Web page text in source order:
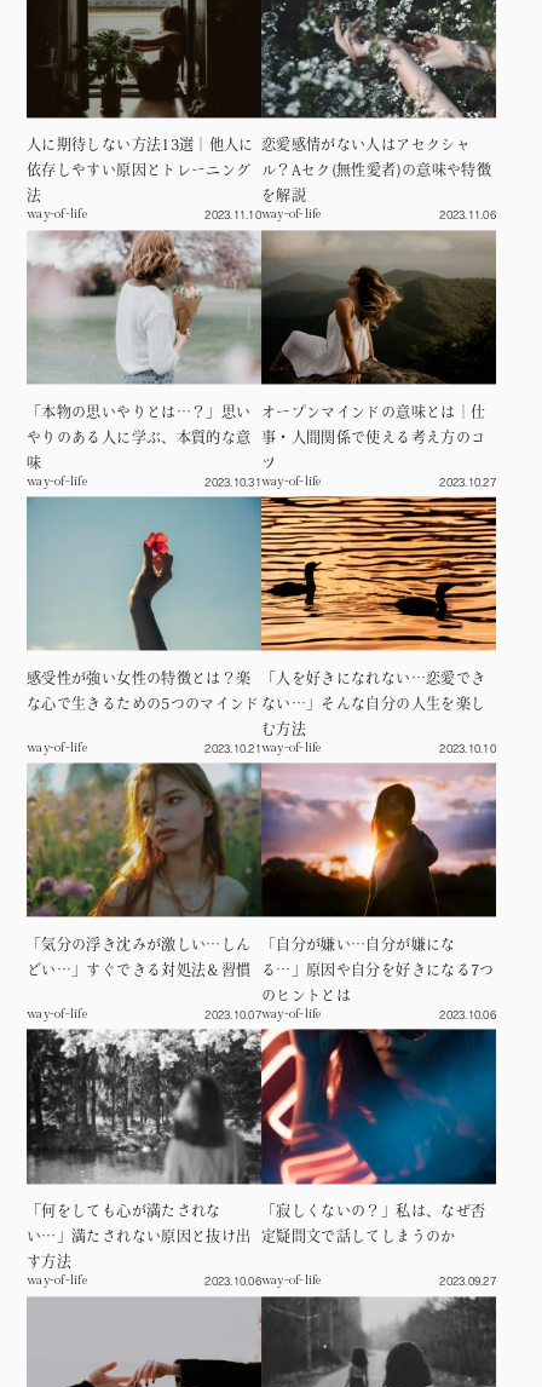
人に期待しない方法13選｜他人に
依存しやすい原因とトレーニング
法
恋愛感情がない人はアセクシャ
ル？Aセク(無性愛者)の意味や特徴
を解説
way-of-life
2023.11.10
「本物の思いやりとは…？」思い
やりのある人に学ぶ、本質的な意
味
way-of-life 2023.11.06
オープンマインドの意味とは｜仕
事・人間関係で使える考え方のコ
ツ
way-of-life
2023.10.31
感受性が強い女性の特徴とは？楽
な心で生きるための5つのマインド
way-of-life 2023.10.27
「人を好きになれない…恋愛でき
ない…」そんな自分の人生を楽し
む方法
way-of-life
2023.10.21
「気分の浮き沈みが激しい…しん
どい…」すぐできる対処法＆習慣
way-of-life 2023.10.10
「自分が嫌い…自分が嫌にな
る…」原因や自分を好きになる7つ
のヒントとは
way-of-life
2023.10.07
「何をしても心が満たされな
い…」満たされない原因と抜け出
す方法
way-of-life 2023.10.06
「寂しくないの？」私は、なぜ否
定疑問文で話してしまうのか
way-of-life 2023.10.06way-of-life 2023.09.27